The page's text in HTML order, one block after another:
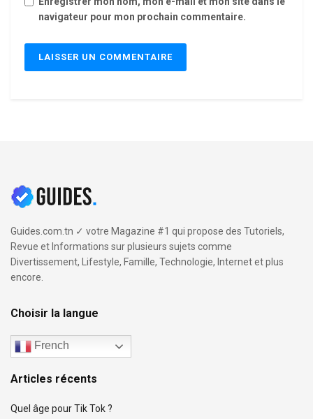
navigateur pour mon prochain commentaire.
Guides.com.tn ✓ votre Magazine #1 qui propose des Tutoriels,
Revue et Informations sur plusieurs sujets comme
Divertissement, Lifestyle, Famille, Technologie, Internet et plus
encore.
Choisir la langue
French
Articles récents
Quel âge pour Tik Tok ?